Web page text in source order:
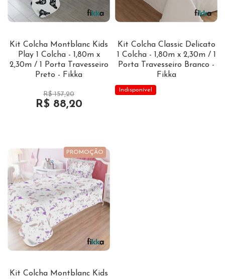
Kit Colcha Montblanc Kids
Play 1 Colcha - 1,80m x
2,30m / 1 Porta Travesseiro
Preto - Fikka
R$ 157,20
R$ 88,20
Kit Colcha Classic Delicato
1 Colcha - 1,80m x 2,30m / 1
Porta Travesseiro Branco -
Fikka
Indisponível
PROMOÇÃO
Kit Colcha Montblanc Kids